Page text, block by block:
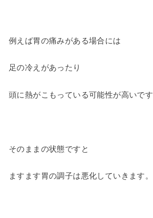
例えば胃の痛みがある場合には
足の冷えがあったり
頭に熱がこもっている可能性が高いです
そのままの状態ですと
ますます胃の調子は悪化していきます。